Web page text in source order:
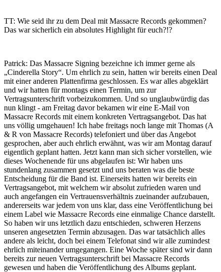
TT: Wie seid ihr zu dem Deal mit Massacre Records gekommen?
Das war sicherlich ein absolutes Highlight für euch?!?
Patrick: Das Massacre Signing bezeichne ich immer gerne als
„Cinderella Story“. Um ehrlich zu sein, hatten wir bereits einen Deal
mit einer anderen Plattenfirma geschlossen. Es war alles abgeklärt
und wir hatten für montags einen Termin, um zur
Vertragsunterschrift vorbeizukommen. Und so unglaubwürdig das
nun klingt - am Freitag davor bekamen wir eine E-Mail von
Massacre Records mit einem konkreten Vertragsangebot. Das hat
uns völlig umgehauen! Ich habe freitags noch lange mit Thomas (A
& R von Massacre Records) telefoniert und über das Angebot
gesprochen, aber auch ehrlich erwähnt, was wir am Montag darauf
eigentlich geplant hatten. Jetzt kann man sich sicher vorstellen, wie
dieses Wochenende für uns abgelaufen ist: Wir haben uns
stundenlang zusammen gesetzt und uns beraten was die beste
Entscheidung für die Band ist. Einerseits hatten wir bereits ein
Vertragsangebot, mit welchem wir absolut zufrieden waren und
auch angefangen ein Vertrauensverhältnis zueinander aufzubauen,
andererseits war jedem von uns klar, dass eine Veröffentlichung bei
einem Label wie Massacre Records eine einmalige Chance darstellt.
So haben wir uns letztlich dazu entschieden, schweren Herzens
unseren angesetzten Termin abzusagen. Das war tatsächlich alles
andere als leicht, doch bei einem Telefonat sind wir alle zumindest
ehrlich miteinander umgegangen. Eine Woche später sind wir dann
bereits zur neuen Vertragsunterschrift bei Massacre Records
gewesen und haben die Veröffentlichung des Albums geplant.